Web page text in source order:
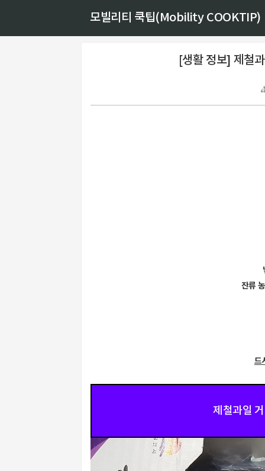
모빌리티 쿡팁(Mobility COOKTIP)
[생활 정보] 제철
잔류
드
제철과일